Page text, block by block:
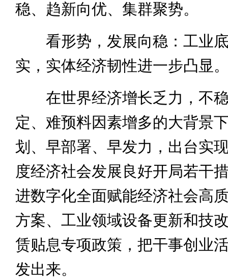
稳、趋新向优、集群聚势。
看形势，发展向稳：工业底
实，实体经济韧性进一步凸显
在世界经济增长乏力，不稳
定、难预料因素增多的大背景
划、早部署、早发力，出台实
度经济社会发展良好开局若干
进数字化全面赋能经济社会高
方案、工业领域设备更新和技
赁贴息专项政策，把干事创业
发出来。